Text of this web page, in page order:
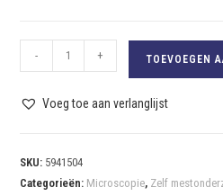
- + TOEVOEGEN
Voeg toe aan verlanglijst
SKU: 5941504
Categorieën: Microscopie, Zelf